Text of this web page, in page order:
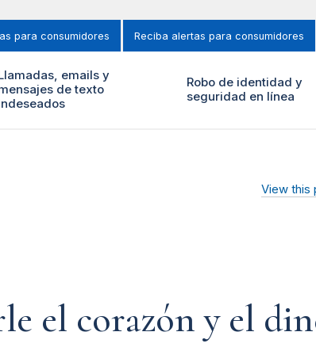
para consumidores Reciba alertas para consumidores
emails y
de texto
Robo de identidad y
seguridad en línea
View this
el corazón y el